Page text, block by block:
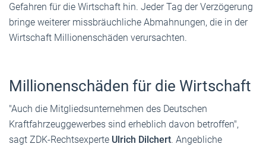
Gefahren für die Wirtschaft hin. Jeder Tag der Verzögerung
bringe weiterer missbräuchliche Abmahnungen, die in der
Wirtschaft Millionenschäden verursachten.
Millionenschäden für die Wirtschaft
"Auch die Mitgliedsunternehmen des Deutschen
Kraftfahrzeuggewerbes sind erheblich davon betroffen",
sagt ZDK-Rechtsexperte Ulrich Dilchert. Angebliche